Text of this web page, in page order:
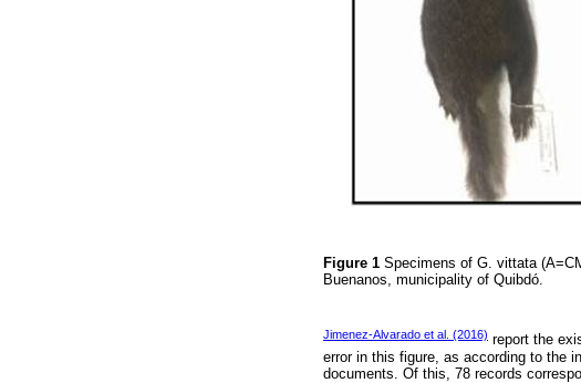
Figure 1 Specimens of G. vittata
Buenanos, municipality of Quibdó.
Jimenez-Alvarado et al. (2016) report the
error in this figure, as according to the
documents. Of this, 78 records